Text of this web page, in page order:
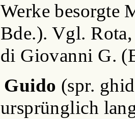
Werke besorgte
Bde.). Vgl.
di Giovanni G.
Guido (spr.
ursprünglich